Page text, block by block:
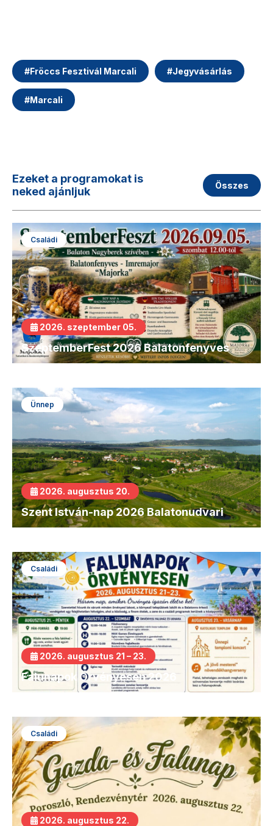
#Fröccs Fesztivál Marcali #Jegyvásárlás
#Marcali
Ezeket a programokat is
neked ajánljuk
Összes
Családi
2026. szeptember 05.
SzeptemberFest 2026 Balatonfenyves
Ünnep
2026. augusztus 20.
Szent István-nap 2026 Balatonudvari
Családi
2026. augusztus 21 – 23.
Falunapok Örvényesen 2026
Családi
2026. augusztus 22.